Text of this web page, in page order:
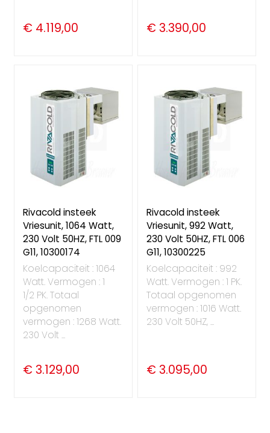
€ 4.119,00 € 3.390,00
Rivacold insteek
Vriesunit, 1064 Watt,
230 Volt 50HZ, FTL 009
G11, 10300174
Koelcapaciteit : 1064
Watt. Vermogen : 1
1/2 PK. Totaal
opgenomen
vermogen : 1268 Watt.
230 Volt ...
€ 3.129,00
Rivacold insteek
Vriesunit, 992 Watt,
230 Volt 50HZ, FTL 006
G11, 10300225
Koelcapaciteit : 992
Watt. Vermogen : 1 PK.
Totaal opgenomen
vermogen : 1016 Watt.
230 Volt 50HZ, ...
€ 3.095,00